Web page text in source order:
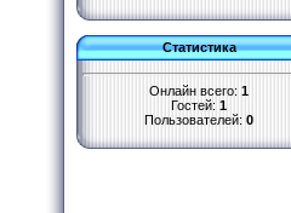
Статистика
Онлайн всего: 1
Гостей: 1
Пользователей: 0